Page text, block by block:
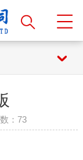
：73